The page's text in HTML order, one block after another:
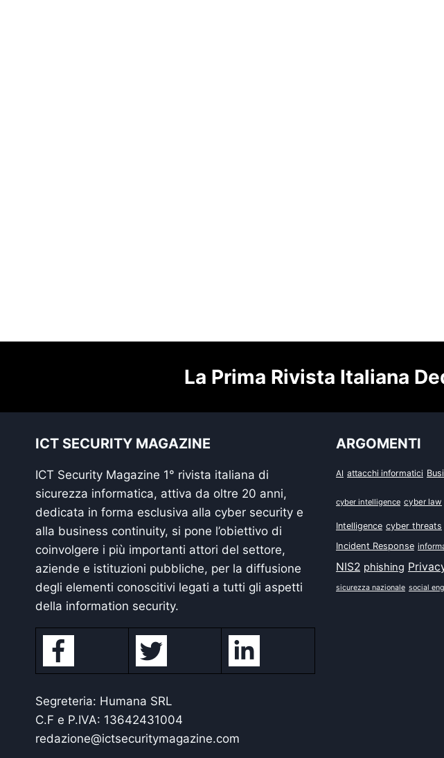
La Prima Rivista Italiana
ICT SECURITY MAGAZINE
ICT Security Magazine 1° rivista italiana di
sicurezza informatica, attiva da oltre 20 anni,
dedicata in forma esclusiva alla cyber security e
alla business continuity, si pone l’obiettivo di
coinvolgere i più importanti attori del settore,
aziende e istituzioni pubbliche, per la diffusione
degli elementi conoscitivi legati a tutti gli aspetti
della information security.
Segreteria: Humana SRL
C.F e P.IVA: 13642431004
redazione@ictsecuritymagazine.com
ARGOMENTI
AI attacchi informatici
cyber intelligence cyber law
Intelligence cyber threats
Incident Response
NIS2 phishing
sicurezza nazionale social